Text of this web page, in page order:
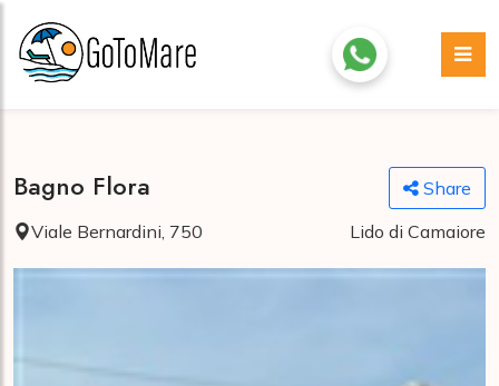
Bagno Flora
Share
Viale Bernardini, 750
Lido di Camaiore